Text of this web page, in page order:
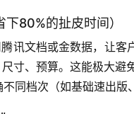
80%的扯皮时间）
讯文档或金数据，让客
寸、预算。 这能极大避
不同档次（如基础速出版